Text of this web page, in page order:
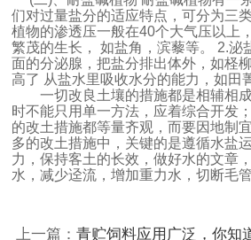
们对过量盐分的适应特点，可分为三
植物的渗透压一般在40个大气压以上
繁茂的生长， 如盐角，滨藜等。 2.泌
面的分泌腺，把盐分排出体外，如柽
高了 从盐水里吸收水分的能力，如田
一切改良土壤的措施都是相辅相成
时不能只用单一方法，应着综合开发
的改土措施都等量齐观，而要因地制
多的改土措施中，关键的是遵循水盐
力，保持客土的长效，做好水的文章
水，减少迳流，增加重力水，切断毛管
上一篇： 青贮饲料应用广泛，你知道如